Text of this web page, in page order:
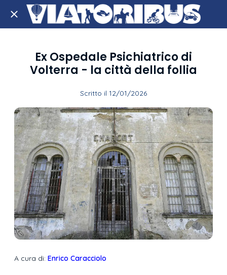
Ex Ospedale Psichiatrico di
Volterra - la città della follia
Scritto il 12/01/2026
A cura di: Enrico Caracciolo